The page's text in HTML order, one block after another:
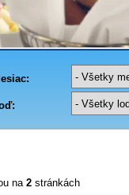
na 2 stránkách